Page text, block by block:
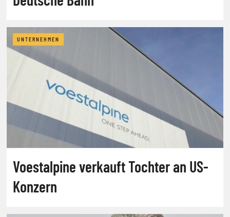
UNTERNEHMEN
Voestalpine verkauft Tochter an US-
Konzern